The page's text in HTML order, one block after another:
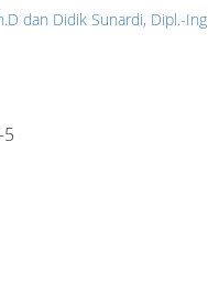
dan Didik Sunardi, Dipl.-Ing